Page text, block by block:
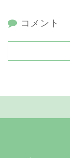
コメント